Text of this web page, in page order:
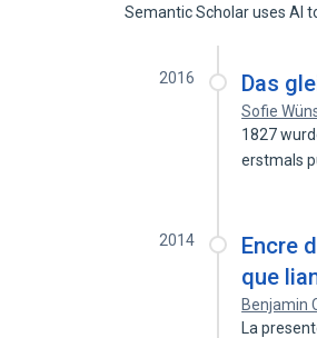
Semantic Scholar uses AI
2016 Das
Sofie
1827
erstmals
2014
Encre
que
Benjamin
La